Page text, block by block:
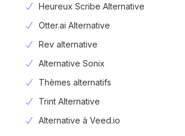
Heureux Scribe Alternative
Otter.ai Alternative
Rev alternative
Alternative Sonix
Thèmes alternatifs
Trint Alternative
Alternative à Veed.io